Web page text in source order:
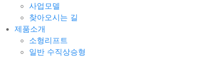
사업모델
찾아오시는 길
제품소개
소형리프트
일반 수직상승형